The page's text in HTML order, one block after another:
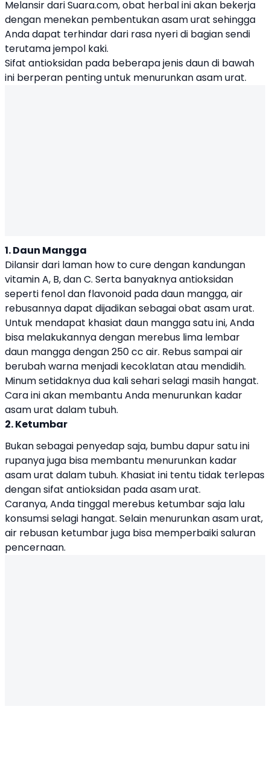
Melansir dari Suara.com, obat herbal ini akan bekerja
dengan menekan pembentukan asam urat sehingga
Anda dapat terhindar dari rasa nyeri di bagian sendi
terutama jempol kaki.
Sifat antioksidan pada beberapa jenis daun di bawah
ini berperan penting untuk menurunkan asam urat.
1. Daun Mangga
Dilansir dari laman how to cure dengan kandungan
vitamin A, B, dan C. Serta banyaknya antioksidan
seperti fenol dan flavonoid pada daun mangga, air
rebusannya dapat dijadikan sebagai obat asam urat.
Untuk mendapat khasiat daun mangga satu ini, Anda
bisa melakukannya dengan merebus lima lembar
daun mangga dengan 250 cc air. Rebus sampai air
berubah warna menjadi kecoklatan atau mendidih.
Minum setidaknya dua kali sehari selagi masih hangat.
Cara ini akan membantu Anda menurunkan kadar
asam urat dalam tubuh.
2. Ketumbar
Bukan sebagai penyedap saja, bumbu dapur satu ini
rupanya juga bisa membantu menurunkan kadar
asam urat dalam tubuh. Khasiat ini tentu tidak terlepas
dengan sifat antioksidan pada asam urat.
Caranya, Anda tinggal merebus ketumbar saja lalu
konsumsi selagi hangat. Selain menurunkan asam urat,
air rebusan ketumbar juga bisa memperbaiki saluran
pencernaan.